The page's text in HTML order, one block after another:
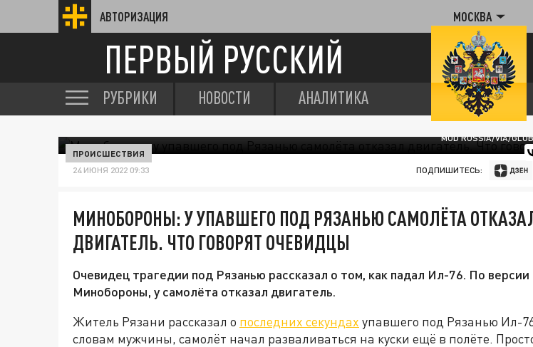
АВТОРИЗАЦИЯ МОСКВА
ПЕРВЫЙ РУССКИЙ
РУБРИКИ НОВОСТИ АНАЛИТИКА
MOD RUSSIA/VIA/
ПРОИСШЕСТВИЯ
24 ИЮНЯ 2022 09:33 ПОДПИШИТЕСЬ:
МИНОБОРОНЫ: У УПАВШЕГО ПОД РЯЗАНЬЮ САМОЛЁТА
ДВИГАТЕЛЬ. ЧТО ГОВОРЯТ ОЧЕВИДЦЫ
Очевидец трагедии под Рязанью рассказал о том, как падал Ил-76. По версии
Минобороны, у самолёта отказал двигатель.
Житель Рязани рассказал о последних секундах упавшего под Рязанью Ил-
словам мужчины, самолёт начал разваливаться на куски ещё в полёте.